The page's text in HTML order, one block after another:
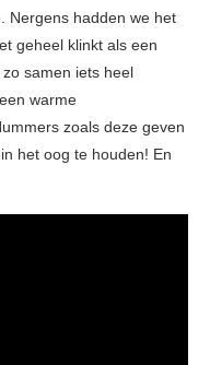
Nergens hadden we het
geheel klinkt als een
samen iets heel
warme
zoals deze geven
het oog te houden! En